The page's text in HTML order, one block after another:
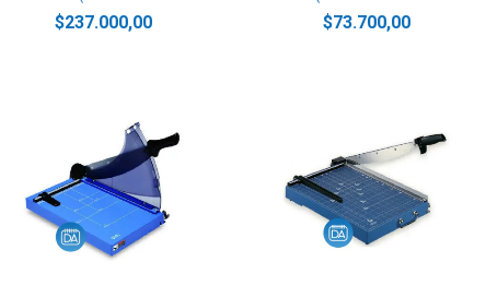
$237.000,00 $73.700,00